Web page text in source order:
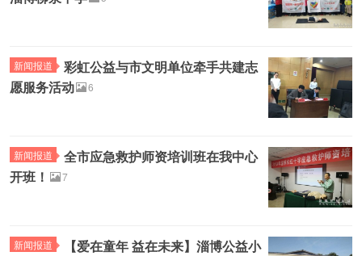
新闻报道
彩虹公益与市文明单位牵手共建志
愿服务活动
6
新闻报道
全市应急救护师资培训班在我中心
开班！
7
新闻报道
【爱在童年 益在未来】淄博公益小